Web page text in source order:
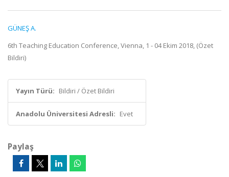
GÜNEŞ A.
6th Teaching Education Conference, Vienna, 1 - 04 Ekim 2018, (Özet
Bildiri)
Yayın Türü: Bildiri / Özet Bildiri
Anadolu Üniversitesi Adresli: Evet
Paylaş